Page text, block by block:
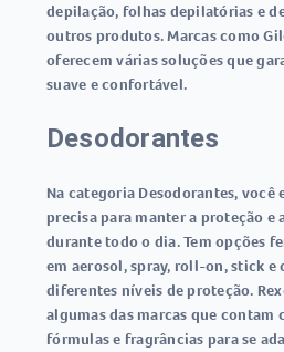
depilação, folhas depilatórias e
outros produtos. Marcas como
oferecem várias soluções que
suave e confortável.
Desodorantes
Na categoria Desodorantes,
precisa para manter a proteção e
durante todo o dia. Tem opções
em aerosol, spray, roll-on, stick e
diferentes níveis de proteção.
algumas das marcas que contam
fórmulas e fragrâncias para se